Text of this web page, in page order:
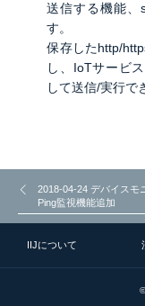
送信する機能、
す。
保存したhttp/
し、IoTサービ
して送信/実行で
2018-04-24 デバイスモ
Ping監視機能追加
IIJについて